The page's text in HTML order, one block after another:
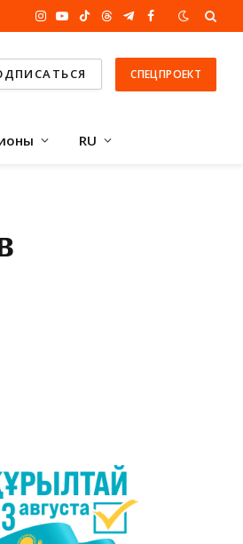
Instagram
YouTube
TikTokThreadsTelegram
Facebook
СПЕЦПРОЕКТ
RU